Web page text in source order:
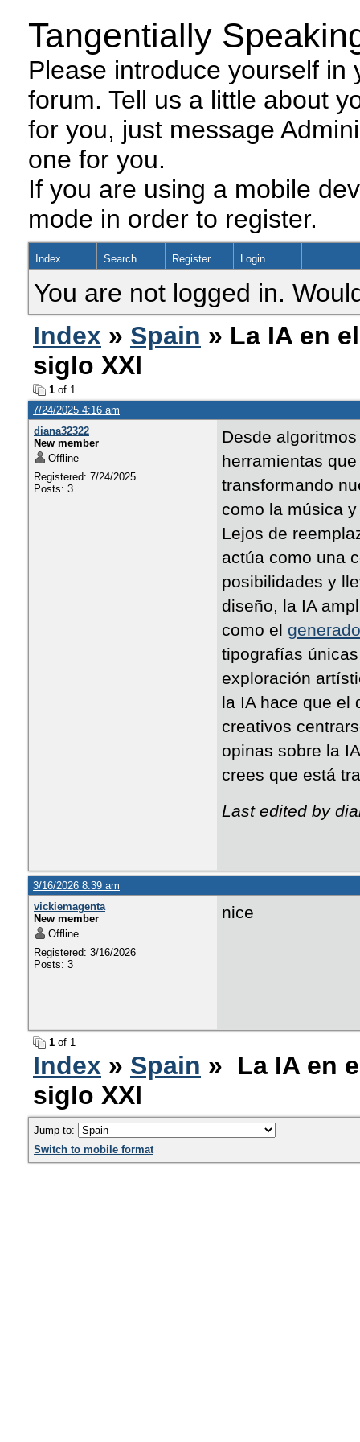
Tangentially
Please introduce yourself
forum. Tell us a little about
for you, just message
one for you.
If you are using a mobile
mode in order to register.
Index Search Register Login
You are not logged in.
Index » Spain » La IA en
siglo XXI
1 of 1
7/24/2025 4:16 am
diana32322
New member
Offline
Registered: 7/24/2025
Posts: 3
Desde
herramientas
transformando
como la música
Lejos de
actúa como una
posibilidades y
diseño, la IA
como el
tipografías
exploración
la IA hace que el
creativos
opinas sobre la
crees que está
Last edited by
3/16/2026 8:39 am
vickiemagenta
New member
Offline
Registered: 3/16/2026
Posts: 3
nice
1 of 1
Index » Spain » La IA en
siglo XXI
Jump to:
Switch to mobile format